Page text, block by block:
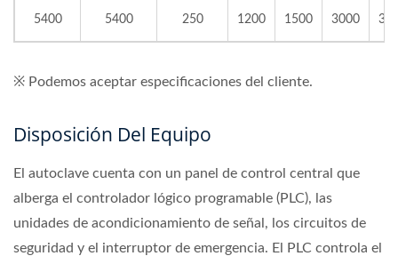
5400 5400 250 1200 1500 3000
※ Podemos aceptar especificaciones del cliente.
Disposición Del Equipo
El autoclave cuenta con un panel de control central que
alberga el controlador lógico programable (PLC), las
unidades de acondicionamiento de señal, los circuitos de
seguridad y el interruptor de emergencia. El PLC controla el